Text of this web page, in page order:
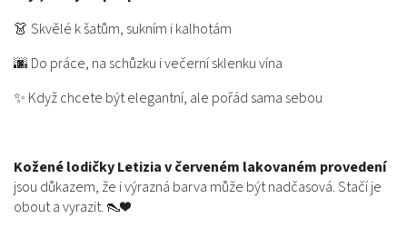
👗 Skvělé k šatům, sukním i kalhotám
🌆 Do práce, na schůzku i večerní sklenku vína
✨ Když chcete být elegantní, ale pořád sama sebou
Kožené lodičky Letizia v červeném lakovaném provedení
jsou důkazem, že i výrazná barva může být nadčasová. Stačí je
obout a vyrazit. 👠❤️